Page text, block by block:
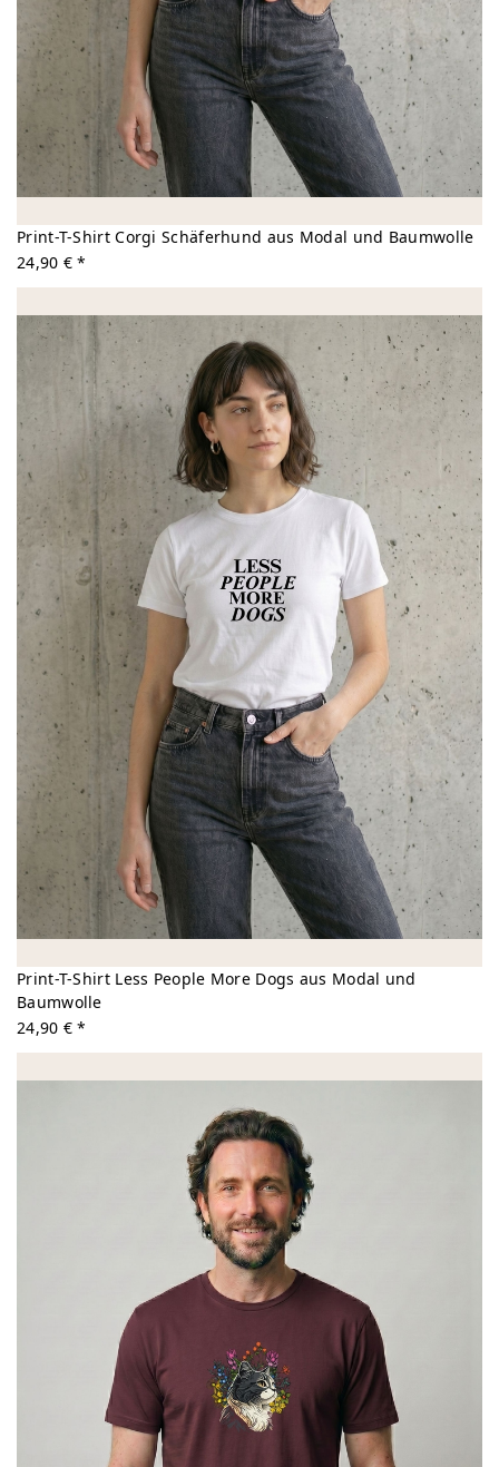
Print-T-Shirt Corgi Schäferhund aus Modal und Baumwolle
24,90 € *
Print-T-Shirt Less People More Dogs aus Modal und
Baumwolle
24,90 € *